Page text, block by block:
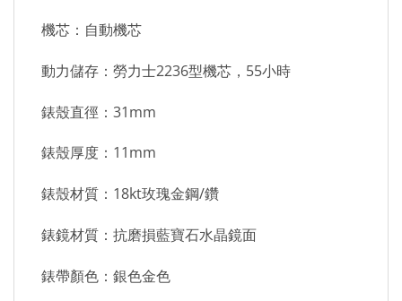
機芯：自動機芯
動力儲存：勞力士2236型機芯，55小時
錶殼直徑：31mm
錶殼厚度：11mm
錶殼材質：18kt玫瑰金鋼/鑽
錶鏡材質：抗磨損藍寶石水晶鏡面
錶帶顏色：銀色金色